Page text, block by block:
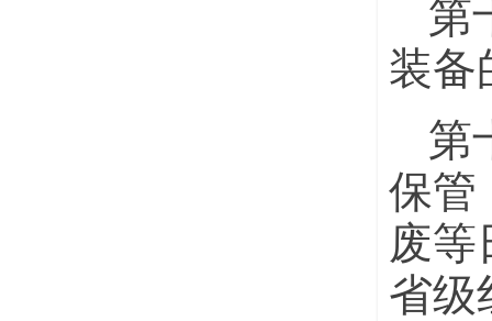
第
装备
第
保管
废等
省级